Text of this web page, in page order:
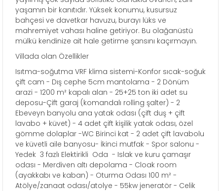
yaşamın bir kanıtıdır. Yüksek konumu, kusursuz
bahçesi ve davetkar havuzu, burayı lüks ve
mahremiyet vahası haline getiriyor. Bu olağanüstü
mülkü kendinize ait hale getirme şansını kaçırmayın.
Villada olan Özellikler
Isıtma-soğutma VRF klima sistemi-Konfor sıcak-soğuk
çift cam - Dış cephe 5cm mantolama - 2 Dönüm
arazi - 1200 m² kapalı alan - 25+25 ton iki adet su
deposu-Çift garaj (komandalı rolling şalter) - 2
Ebeveyn banyolu ana yatak odası (çift duş + çift
lavabo + küvet) - 4 adet çift kişilik yatak odası, özel
gömme dolaplar -WC Birinci kat - 2 adet çift lavabolu
ve küvetli aile banyosu- İkinci mutfak - Spor salonu -
Yedek 3 fazlı Elektirikli Oda - Islak ve kuru çamaşır
odası - Merdiven altı depolama - Cloak room
(ayakkabı ve kaban) - Oturma Odası 100 m² -
Atölye/zanaat odası/atolye - 55kw jeneratör - Celik